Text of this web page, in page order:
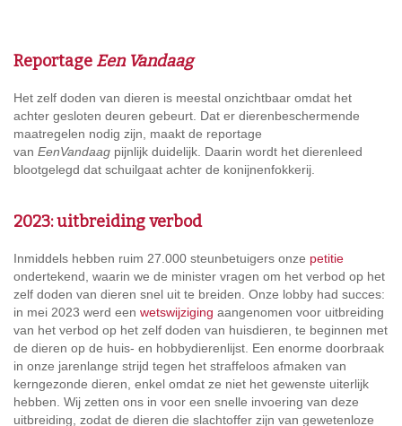
ReportageEen Vandaag
Het zelf doden van dieren is meestal onzichtbaar omdat het
achter gesloten deuren gebeurt. Dat er dierenbeschermende
maatregelen nodig zijn, maakt de reportage
van EenVandaag pijnlijk duidelijk. Daarin wordt het dierenleed
blootgelegd dat schuilgaat achter de konijnenfokkerij.
2023: uitbreiding verbod
Inmiddels hebben ruim 27.000 steunbetuigers onze petitie
ondertekend, waarin we de minister vragen om het verbod op het
zelf doden van dieren snel uit te breiden. Onze lobby had succes:
in mei 2023 werd een wetswijziging aangenomen voor uitbreiding
van het verbod op het zelf doden van huisdieren, te beginnen met
de dieren op de huis- en hobbydierenlijst. Een enorme doorbraak
in onze jarenlange strijd tegen het straffeloos afmaken van
kerngezonde dieren, enkel omdat ze niet het gewenste uiterlijk
hebben. Wij zetten ons in voor een snelle invoering van deze
uitbreiding, zodat de dieren die slachtoffer zijn van gewetenloze